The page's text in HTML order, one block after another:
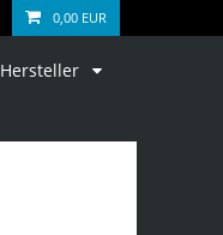
0,00 EUR
Hersteller